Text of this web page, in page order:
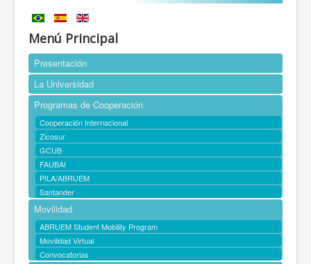
Menú Principal
Presentación
La Universidad
Programas de Cooperación
Cooperación Internacional
Zicosur
GCUB
FAUBAI
PILA/ABRUEM
Santander
Movilidad
ABRUEM Student Mobility Program
Movilidad Virtual
Convocatorias